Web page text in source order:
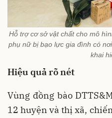
Hỗ trợ cơ sở vật chất cho mô
phụ nữ bị bạo lực gia đình có
khai
Hiệu quả rõ nét
Vùng đồng bào
12 huyện và thị xã,